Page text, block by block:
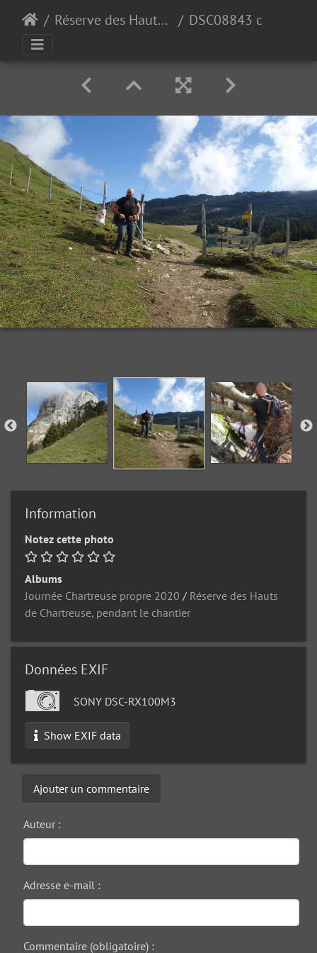
Réserve des Hauts de Chartreuse, pendant le chantier
Information
Notez cette photo
Albums
Journée Chartreuse propre 2020 / Réserve des Hauts
de Chartreuse, pendant le chantier
Données EXIF
SONY DSC-RX100M3
Show EXIF data
Ajouter un commentaire
Auteur :
Adresse e-mail :
Commentaire (obligatoire) :